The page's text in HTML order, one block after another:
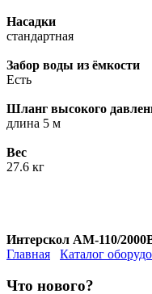
Насадки
стандартная
Забор воды из ёмкости
Есть
Шланг высокого
длина 5 м
Вес
27.6 кг
Интерскол АМ-110/
Главная
Каталог
Что нового?